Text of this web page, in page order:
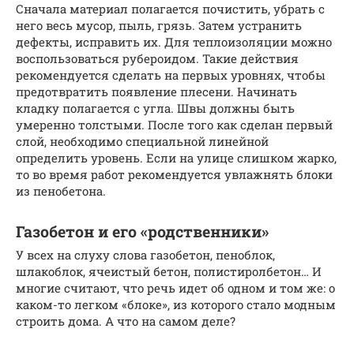
Сначала материал полагается почистить, убрать с
него весь мусор, пыль, грязь. Затем устранить
дефекты, исправить их. Для теплоизоляции можно
воспользоваться рубероидом. Такие действия
рекомендуется сделать на первых уровнях, чтобы
предотвратить появление плесени. Начинать
кладку полагается с угла. Швы должны быть
умеренно толстыми. После того как сделан первый
слой, необходимо специальной линейной
определить уровень. Если на улице слишком жарко,
то во время работ рекомендуется увлажнять блоки
из пенобетона.
Газобетон и его «родственники»
У всех на слуху слова газобетон, пеноблок,
шлакоблок, ячеистый бетон, полистиролбетон… И
многие считают, что речь идет об одном и том же: о
каком-то легком «блоке», из которого стало модным
строить дома. А что на самом деле?